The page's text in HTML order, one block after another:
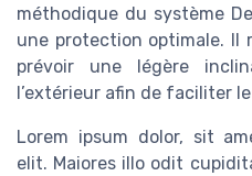
méthodique du système
une protection optimale. Il
prévoir une légère
l’extérieur afin de faciliter
Lorem ipsum dolor, sit
elit. Maiores illo odit